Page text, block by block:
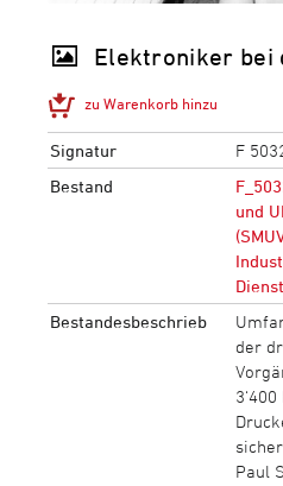
Elektroniker bei
zu Warenkorb hinzu
Signatur
F
Bestand
und
Bestandesbeschrieb
der
Paul